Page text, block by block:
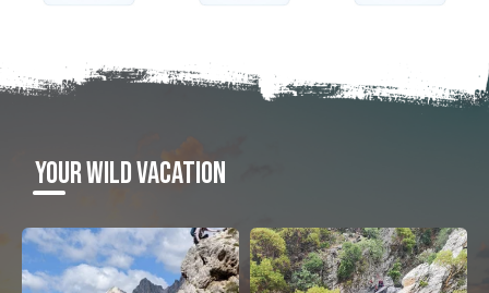
YOUR WILD VACATION